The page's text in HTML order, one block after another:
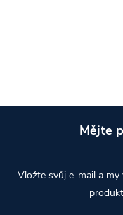
a
Mějte
Vložte svůj e-mail a